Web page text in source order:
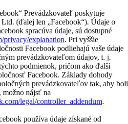
Prevádzkovateľ poskytuje
(ďalej len „Facebook“). Údaje o
spracúva údaje, sú dostupné
privacy/explanation. Pri vyššie
Facebook podliehajú vaše údaje
prevádzkovateľom údajov, t. j.
podmienok, pričom ako ďalší
Facebook. Základy dohody
prevádzkovateľov tak, aby boli
možno nájsť na
legal/controller_addendum.
používa údaje získané od